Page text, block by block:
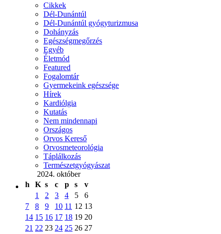
Cikkek
Dél-Dunántúl
Dél-Dunántúl gyógyturizmusa
Dohányzás
Egészségmegőrzés
Egyéb
Életmód
Featured
Fogalomtár
Gyermekeink egészsége
Hírek
Kardiólgia
Kutatás
Nem mindennapi
Országos
Orvos Kereső
Orvosmeteorológia
Táplálkozás
Természetgyógyászat
2024. október
h
K s c p s
v
1
2 3 4 5
6
7
8 9 10 11 12 13
14 15 16 17 18 19 20
21 22 23 24 25 26 27